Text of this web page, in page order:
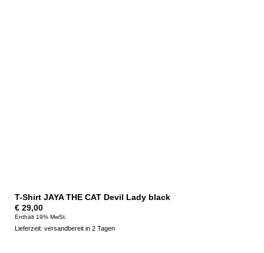
T-Shirt JAYA THE CAT Devil Lady black
€29,00
Enthält 19% MwSt.
Lieferzeit: versandbereit in 2 Tagen